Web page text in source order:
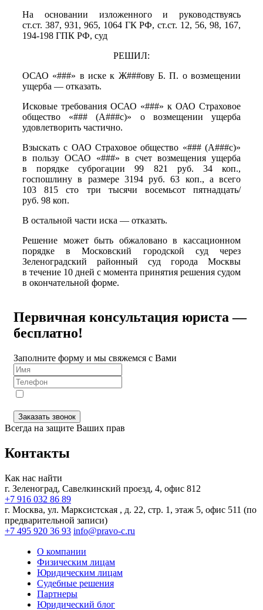
На основании изложенного и руководствуясь
ст.ст. 387, 931, 965, 1064 ГК РФ, ст.ст. 12, 56, 98, 167,
194-198 ГПК РФ, суд
РЕШИЛ:
ОСАО «###» в иске к Ж###ову Б. П. о возмещении
ущерба — отказать.
Исковые требования ОСАО «###» к ОАО Страховое
общество «### (А###с)» о возмещении ущерба
удовлетворить частично.
Взыскать с ОАО Страховое общество «### (А###с)»
в пользу ОСАО «###» в счет возмещения ущерба
в порядке суброгации 99 821 руб. 34 коп.,
госпошлину в размере 3194 руб. 63 коп., а всего
103 815 сто три тысячи восемьсот пятнадцать/
руб. 98 коп.
В остальной части иска — отказать.
Решение может быть обжаловано в кассационном
порядке в Московский городской суд через
Зеленоградский районный суд города Москвы
в течение 10 дней с момента принятия решения судом
в окончательной форме.
Первичная консультация юриста —
бесплатно!
Заполните форму и мы свяжемся с Вами
Заказать звонок
Всегда на защите Ваших прав
Контакты
Как нас найти
г. Зеленоград, Савелкинский проезд, 4, офис 812
+7 916 032 86 89
г. Москва, ул. Марксистская , д. 22, стр. 1, этаж 5, офис 511 (по
предварительной записи)
+7 495 920 36 93 info@pravo-c.ru
О компании
Физическим лицам
Юридическим лицам
Судебные решения
Партнеры
Юридический блог